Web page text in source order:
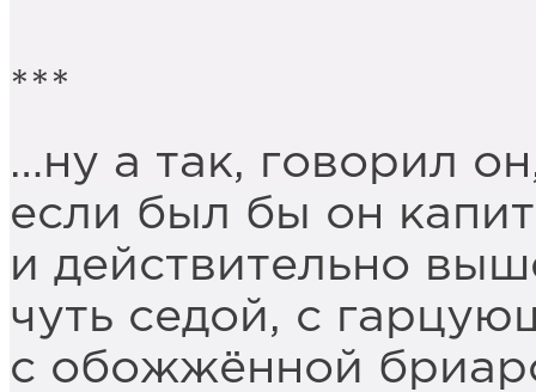
***
…ну а так, говорил
если был бы он
и действительно
чуть седой, с
с обожжённой